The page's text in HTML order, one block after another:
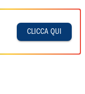
CLICCA QUI